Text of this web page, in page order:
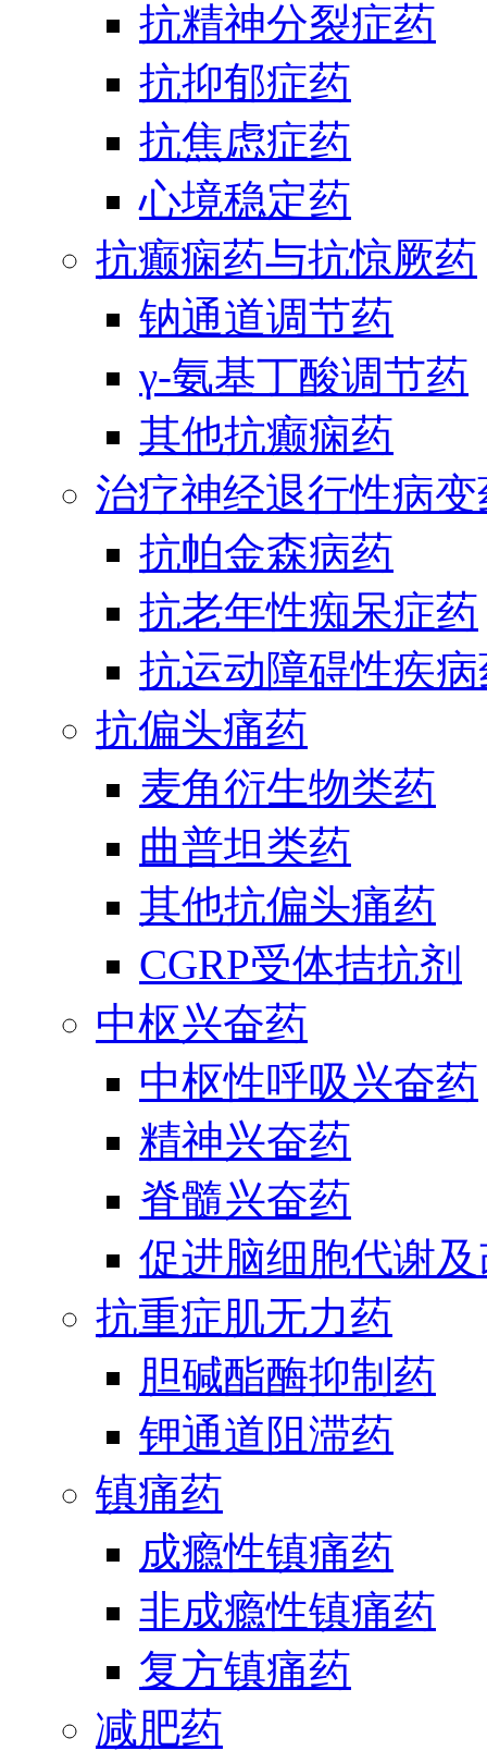
抗精神分裂症药
抗抑郁症药
抗焦虑症药
心境稳定药
抗癫痫药与抗惊厥药
钠通道调节药
γ-氨基丁酸调节药
其他抗癫痫药
治疗神经退行性病
抗帕金森病药
抗老年性痴呆症药
抗运动障碍性疾
抗偏头痛药
麦角衍生物类药
曲普坦类药
其他抗偏头痛药
CGRP受体拮抗剂
中枢兴奋药
中枢性呼吸兴奋药
精神兴奋药
脊髓兴奋药
促进脑细胞代谢
抗重症肌无力药
胆碱酯酶抑制药
钾通道阻滞药
镇痛药
成瘾性镇痛药
非成瘾性镇痛药
复方镇痛药
减肥药